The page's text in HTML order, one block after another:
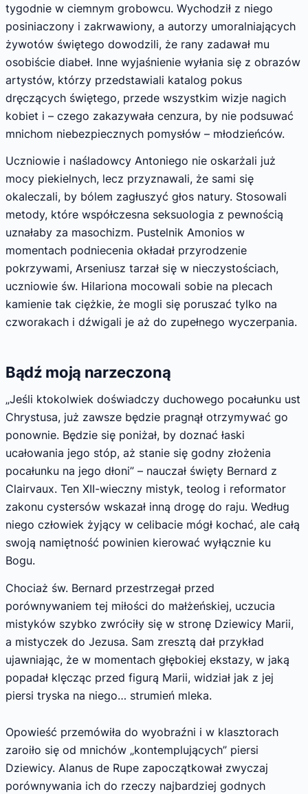
tygodnie w ciemnym grobowcu. Wychodził z niego
posiniaczony i zakrwawiony, a autorzy umoralniających
żywotów świętego dowodzili, że rany zadawał mu
osobiście diabeł. Inne wyjaśnienie wyłania się z obrazów
artystów, którzy przedstawiali katalog pokus
dręczących świętego, przede wszystkim wizje nagich
kobiet i – czego zakazywała cenzura, by nie podsuwać
mnichom niebezpiecznych pomysłów – młodzieńców.
Uczniowie i naśladowcy Antoniego nie oskarżali już
mocy piekielnych, lecz przyznawali, że sami się
okaleczali, by bólem zagłuszyć głos natury. Stosowali
metody, które współczesna seksuologia z pewnością
uznałaby za masochizm. Pustelnik Amonios w
momentach podniecenia okładał przyrodzenie
pokrzywami, Arseniusz tarzał się w nieczystościach,
uczniowie św. Hilariona mocowali sobie na plecach
kamienie tak ciężkie, że mogli się poruszać tylko na
czworakach i dźwigali je aż do zupełnego wyczerpania.
Bądź moją narzeczoną
„Jeśli ktokolwiek doświadczy duchowego pocałunku ust
Chrystusa, już zawsze będzie pragnął otrzymywać go
ponownie. Będzie się poniżał, by doznać łaski
ucałowania jego stóp, aż stanie się godny złożenia
pocałunku na jego dłoni” – nauczał święty Bernard z
Clairvaux. Ten XII-wieczny mistyk, teolog i reformator
zakonu cystersów wskazał inną drogę do raju. Według
niego człowiek żyjący w celibacie mógł kochać, ale całą
swoją namiętność powinien kierować wyłącznie ku
Bogu.
Chociaż św. Bernard przestrzegał przed
porównywaniem tej miłości do małżeńskiej, uczucia
mistyków szybko zwróciły się w stronę Dziewicy Marii,
a mistyczek do Jezusa. Sam zresztą dał przykład
ujawniając, że w momentach głębokiej ekstazy, w jaką
popadał klęcząc przed figurą Marii, widział jak z jej
piersi tryska na niego… strumień mleka.
Opowieść przemówiła do wyobraźni i w klasztorach
zaroiło się od mnichów „kontemplujących” piersi
Dziewicy. Alanus de Rupe zapoczątkował zwyczaj
porównywania ich do rzeczy najbardziej godnych